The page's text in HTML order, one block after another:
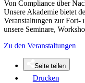
Von Compliance über
Unsere Akademie bietet
Veranstaltungen zur Fort-
unsere Seminare,
Zu den Veranstaltungen
Seite teilen
Drucken